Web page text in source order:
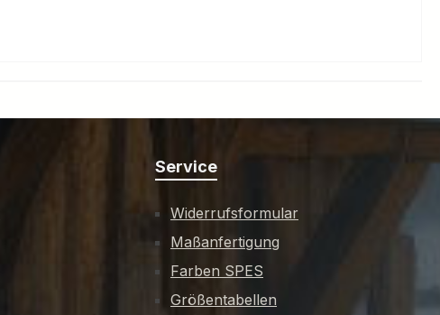
Service
Widerrufsformular
Maßanfertigung
Farben SPES
Größentabellen